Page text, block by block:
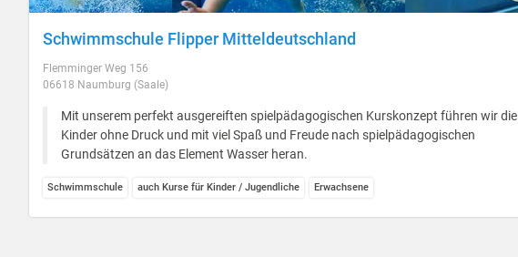
Schwimmschule Flipper Mitteldeutschland
Flemminger Weg 156
06618 Naumburg (Saale)
Mit unserem perfekt ausgereiften spielpädagogischen Kurskonzept führen wir die
Kinder ohne Druck und mit viel Spaß und Freude nach spielpädagogischen
Grundsätzen an das Element Wasser heran.
Schwimmschule auch Kurse für Kinder / Jugendliche Erwachsene